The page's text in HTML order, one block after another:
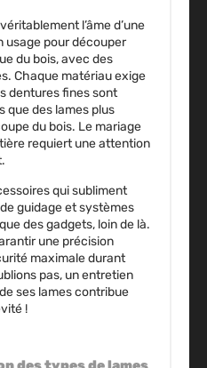
l’âme d’une
usage pour découper
du bois, avec des
Chaque matériau exige
dentures fines sont
que des lames plus
du bois. Le mariage
requiert une attention
qui subliment
guidage et systèmes
des gadgets, loin de là.
une précision
maximale durant
pas, un entretien
ses lames contribue
!